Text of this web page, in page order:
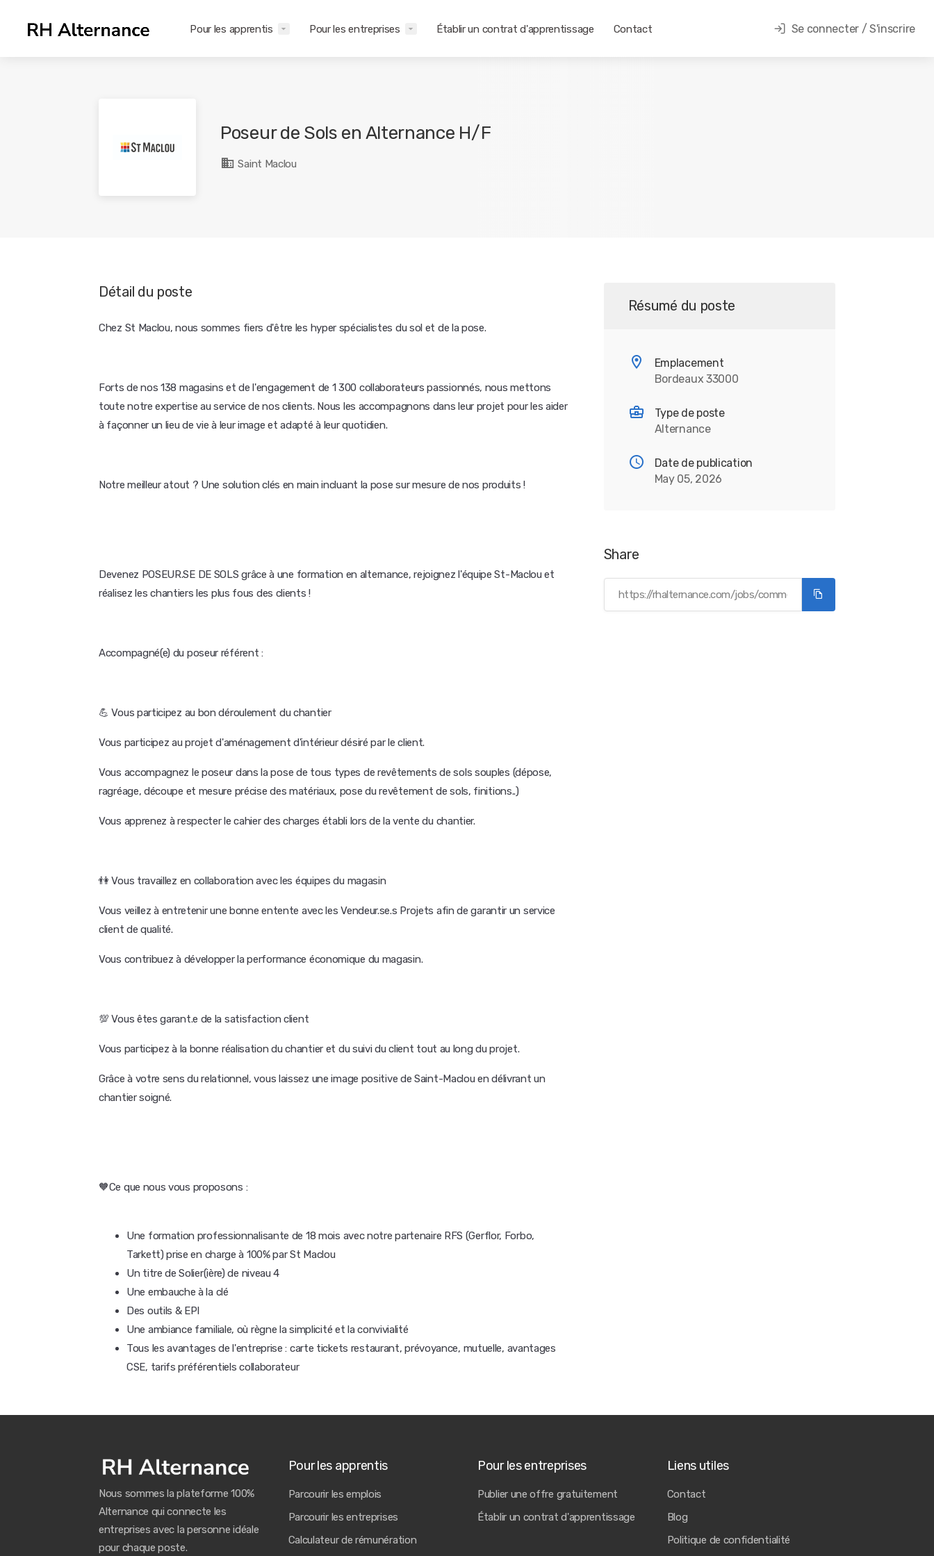
Pour les apprentis Pour les entreprises Établir un contrat d'apprentissage Contact Se connecter / S'inscrire
Poseur de Sols en Alternance H/F
Saint Maclou
Détail du poste
Chez St Maclou, nous sommes fiers d'être les hyper spécialistes du sol et de la pose.
Forts de nos 138 magasins et de l'engagement de 1 300 collaborateurs passionnés, nous mettons
toute notre expertise au service de nos clients. Nous les accompagnons dans leur projet pour les aider
à façonner un lieu de vie à leur image et adapté à leur quotidien.
Notre meilleur atout ? Une solution clés en main incluant la pose sur mesure de nos produits !
Devenez POSEUR.SE DE SOLS grâce à une formation en alternance, rejoignez l'équipe St-Maclou et
réalisez les chantiers les plus fous des clients !
Accompagné(e) du poseur référent :
💪 Vous participez au bon déroulement du chantier
Vous participez au projet d'aménagement d'intérieur désiré par le client.
Vous accompagnez le poseur dans la pose de tous types de revêtements de sols souples (dépose,
ragréage, découpe et mesure précise des matériaux, pose du revêtement de sols, finitions..)
Vous apprenez à respecter le cahier des charges établi lors de la vente du chantier.
👫 Vous travaillez en collaboration avec les équipes du magasin
Vous veillez à entretenir une bonne entente avec les Vendeur.se.s Projets afin de garantir un service
client de qualité.
Vous contribuez à développer la performance économique du magasin.
💯 Vous êtes garant.e de la satisfaction client
Vous participez à la bonne réalisation du chantier et du suivi du client tout au long du projet.
Grâce à votre sens du relationnel, vous laissez une image positive de Saint-Maclou en délivrant un
chantier soigné.
🧡Ce que nous vous proposons :
Une formation professionnalisante de 18 mois avec notre partenaire RFS (Gerflor, Forbo,
Tarkett) prise en charge à 100% par St Maclou
Un titre de Solier(ière) de niveau 4
Une embauche à la clé
Des outils & EPI
Une ambiance familiale, où règne la simplicité et la convivialité
Tous les avantages de l'entreprise : carte tickets restaurant, prévoyance, mutuelle, avantages
CSE, tarifs préférentiels collaborateur
Résumé du poste
Emplacement
Bordeaux 33000
Type de poste
Alternance
Date de publication
May 05, 2026
Share
Nous sommes la plateforme 100%
Alternance qui connecte les
entreprises avec la personne idéale
pour chaque poste.
Pour les apprentis
Parcourir les emplois
Parcourir les entreprises
Calculateur de rémunération
Pour les entreprises
Publier une offre gratuitement
Établir un contrat d'apprentissage
Liens utiles
Contact
Blog
Politique de confidentialité